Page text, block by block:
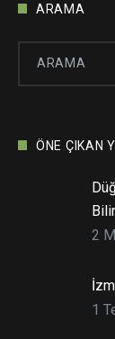
ARAMA
ÖNE ÇIKAN
2
1